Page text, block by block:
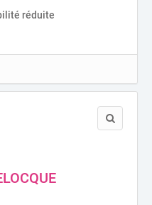
réduite